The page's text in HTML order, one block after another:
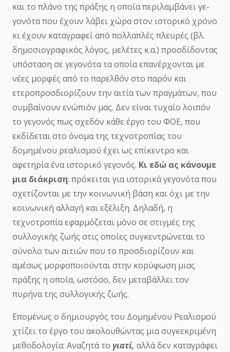
και το πλάνο της πράξης η οποία περιλαμβάνει γε­
γονότα που έχουν λάβει χώρα στον ιστορικό χρόνο
κι έχουν κα­­τα­γρα­φεί από πολλαπλές πλευρές (βλ.
δημοσιογραφικός λό­γος, με­λέτες κ.α.) προσδίδοντας
υπό­σταση σε γεγονότα τα οποία επανέρχονται με
νέες μορφές από το παρελθόν στο παρόν και
ετεροπροσδιορίζουν την αιτία των πραγμάτων, που
συμβαίνουν ενώπιόν μας. Δεν είναι τυχαίο λοιπόν
το γεγονός πως σχεδόν κάθε έργο του ΦΟΕ, που
εκδίδεται στο όνομα της τεχνοτροπίας του
δομημένου ρεαλισμού έχει ως επίκεντρο και
αφετηρία ένα ιστορικό γεγονός. Κι εδώ ας κάνουμε
μια διάκριση: πρόκειται για ιστορικά γεγονότα που
σχετίζονται με την κοινωνική βάση και όχι με την
κοινωνική αλλαγή και εξέλιξη. Δηλαδή, η
τεχνοτροπία εφαρμόζεται μόνο σε στιγμές της
συλλογικής ζωής στις οποίες συγκεντρώνεται το
σύνολο των αιτιών που το προσδιορίζουν και
αμέσως μορφοποιούνται στην κορύφωση μιας
πράξης η οποία, ωστόσο, δεν μεταβάλλει τον
πυρήνα της συλλογικής ζωής.
Επομένως ο δημιουργός του Δομημένου Ρεαλισμού
χτίζει το έργο του ακολουθώντας μια συγκεκριμένη
μεθοδολογία: Αναζητά το γιατί, αλλά δεν καταγράφει